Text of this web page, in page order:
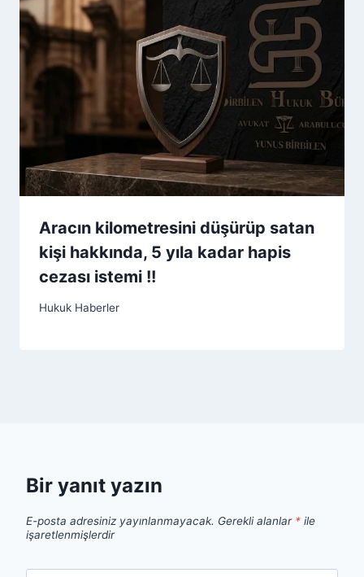
Aracın kilometresini düşürüp satan
kişi hakkında, 5 yıla kadar hapis
cezası istemi !!
Hukuk Haberler
Bir yanıt yazın
E-posta adresiniz yayınlanmayacak. Gerekli alanlar * ile
işaretlenmişlerdir